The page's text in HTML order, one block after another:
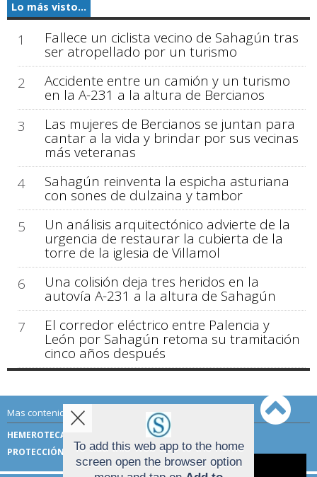
Lo más visto...
1 Fallece un ciclista vecino de Sahagún tras
ser atropellado por un turismo
2
Accidente entre un camión y un turismo
en la A-231 a la altura de Bercianos
3
Las mujeres de Bercianos se juntan para
cantar a la vida y brindar por sus vecinas
más veteranas
4
Sahagún reinventa la espicha asturiana
con sones de dulzaina y tambor
5
Un análisis arquitectónico advierte de la
urgencia de restaurar la cubierta de la
torre de la iglesia de Villamol
6
Una colisión deja tres heridos en la
autovía A-231 a la altura de Sahagún
7
El corredor eléctrico entre Palencia y
León por Sahagún retoma su tramitación
cinco años después
Mas contenido de Sahagún Digital:
HEMEROTECA
TÉRMINOS DE USO
PROTECCIÓN DE DATOS
Aviso sobre el Uso de cookies:
To add this web app to the home
screen open the browser option